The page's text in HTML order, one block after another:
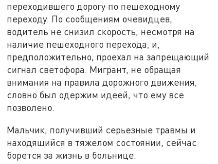
переходившего дорогу по пешеходному
переходу. По сообщениям очевидцев,
водитель не снизил скорость, несмотря на
наличие пешеходного перехода, и,
предположительно, проехал на запрещающий
сигнал светофора. Мигрант, не обращая
внимания на правила дорожного движения,
словно был одержим идеей, что ему все
позволено.
Мальчик, получивший серьезные травмы и
находящийся в тяжелом состоянии, сейчас
борется за жизнь в больнице.